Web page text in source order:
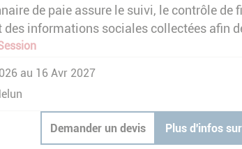
de paie assure le suivi, le contrôle de
informations sociales collectées afin
Il la vérifie en fonction de la législation,
au 16 Avr 2027
Demander un devis Plus d'infos